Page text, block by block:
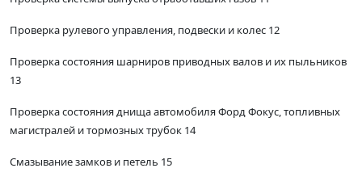
Проверка рулевого управления, подвески и колес 12
Проверка состояния шарниров приводных валов и их пыльников
13
Проверка состояния днища автомобиля Форд Фокус, топливных
магистралей и тормозных трубок 14
Смазывание замков и петель 15